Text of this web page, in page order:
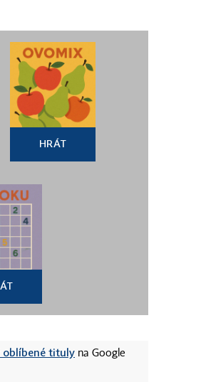
HRÁT
oblíbené tituly na Google